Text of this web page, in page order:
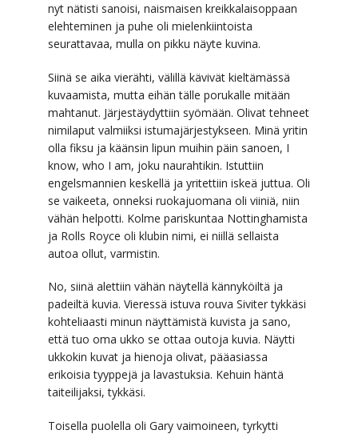
nyt nätisti sanoisi, naismaisen kreikkalaisoppaan
elehteminen ja puhe oli mielenkiintoista
seurattavaa, mulla on pikku näyte kuvina.
Siinä se aika vierähti, välillä kävivät kieltämässä
kuvaamista, mutta eihän tälle porukalle mitään
mahtanut. Järjestäydyttiin syömään. Olivat tehneet
nimilaput valmiiksi istumajärjestykseen. Minä yritin
olla fiksu ja käänsin lipun muihin päin sanoen, I
know, who I am, joku naurahtikin. Istuttiin
engelsmannien keskellä ja yritettiin iskeä juttua. Oli
se vaikeeta, onneksi ruokajuomana oli viiniä, niin
vähän helpotti. Kolme pariskuntaa Nottinghamista
ja Rolls Royce oli klubin nimi, ei niillä sellaista
autoa ollut, varmistin.
No, siinä alettiin vähän näytellä kännyköiltä ja
padeiltä kuvia. Vieressä istuva rouva Siviter tykkäsi
kohteliaasti minun näyttämistä kuvista ja sano,
että tuo oma ukko se ottaa outoja kuvia. Näytti
ukkokin kuvat ja hienoja olivat, pääasiassa
erikoisia tyyppejä ja lavastuksia. Kehuin häntä
taiteilijaksi, tykkäsi.
Toisella puolella oli Gary vaimoineen, tyrkytti